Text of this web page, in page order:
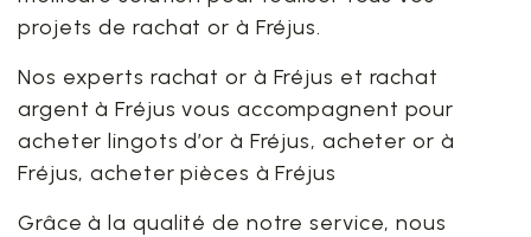
projets de rachat or à Fréjus.
Nos experts rachat or à Fréjus et rachat
argent à Fréjus vous accompagnent pour
acheter lingots d’or à Fréjus, acheter or à
Fréjus, acheter pièces à Fréjus
Grâce à la qualité de notre service, nous